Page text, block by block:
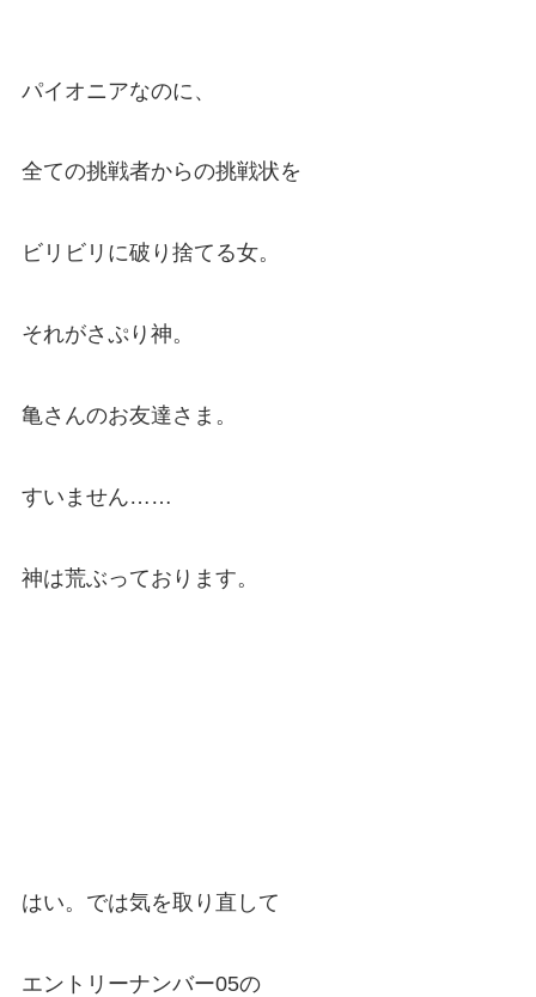
パイオニアなのに、
全ての挑戦者からの挑戦状を
ビリビリに破り捨てる女。
それがさぷり神。
亀さんのお友達さま。
すいません……
神は荒ぶっております。
はい。では気を取り直して
エントリーナンバー05の